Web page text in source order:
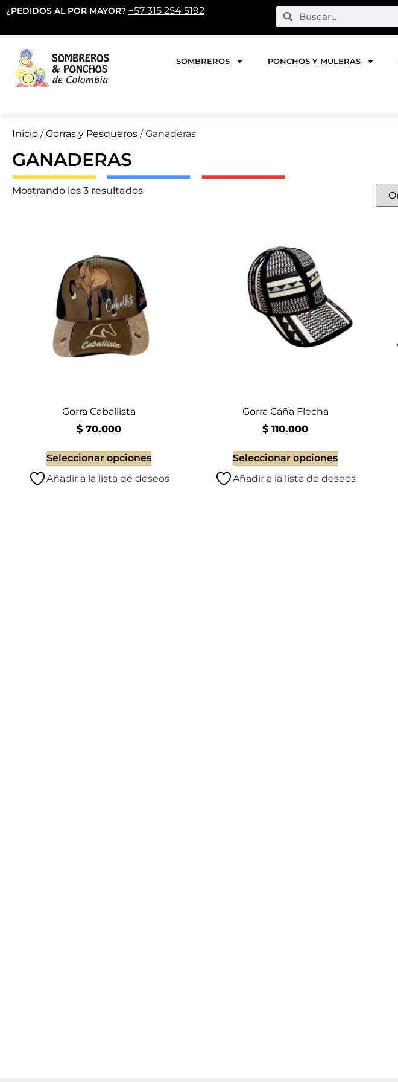
¿PEDIDOS AL POR MAYOR? +57 315 254 5192
SOMBREROS PONCHOS Y MULERAS
Inicio /Gorras y Pesqueros / Ganaderas
GANADERAS
Mostrando los 3 resultados
Gorra Caballista
$ 70.000
Seleccionar opciones
Añadir a la lista de deseos
Gorra Caña Flecha
$ 110.000
Seleccionar opciones
Añadir a la lista de deseos